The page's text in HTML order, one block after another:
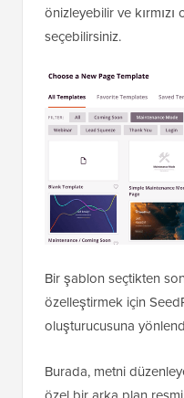
ziyaretçilerinizin
oluşturmanıza olanak
İlk olarak, sayfa için bir
şablonun üzerine
göreceksiniz. Büyüteç
önizleyebilir ve
seçebilirsiniz.